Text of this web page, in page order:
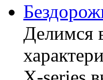
Делимся